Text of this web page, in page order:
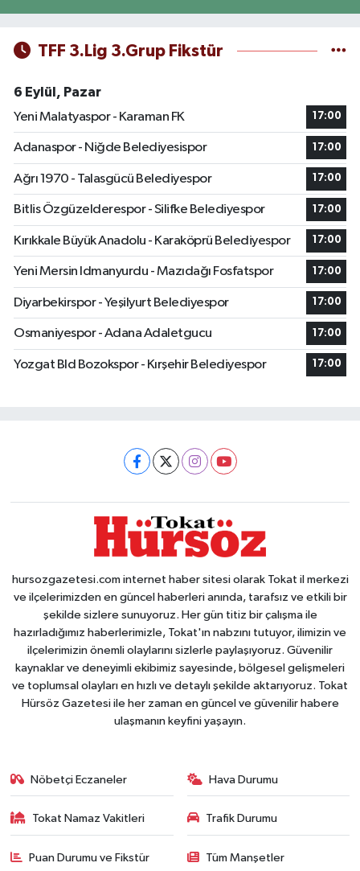
TFF 3.Lig 3.Grup Fikstür
6 Eylül, Pazar
Yeni Malatyaspor - Karaman FK
17:00
Adanaspor - Niğde Belediyesispor 17:00
Ağrı 1970 - Talasgücü Belediyespor 17:00
Bitlis Özgüzelderespor - Silifke Belediyespor 17:00
Kırıkkale Büyük Anadolu - Karaköprü Belediyespor 17:00
Yeni Mersin Idmanyurdu - Mazıdağı Fosfatspor 17:00
Diyarbekirspor - Yeşilyurt Belediyespor 17:00
Osmaniyespor - Adana Adaletgucu 17:00
Yozgat Bld Bozokspor - Kırşehir Belediyespor 17:00
hursozgazetesi.com internet haber sitesi olarak Tokat il merkezi
ve ilçelerimizden en güncel haberleri anında, tarafsız ve etkili bir
şekilde sizlere sunuyoruz. Her gün titiz bir çalışma ile
hazırladığımız haberlerimizle, Tokat'ın nabzını tutuyor, ilimizin ve
ilçelerimizin önemli olaylarını sizlerle paylaşıyoruz. Güvenilir
kaynaklar ve deneyimli ekibimiz sayesinde, bölgesel gelişmeleri
ve toplumsal olayları en hızlı ve detaylı şekilde aktarıyoruz. Tokat
Hürsöz Gazetesi ile her zaman en güncel ve güvenilir habere
ulaşmanın keyfini yaşayın.
Nöbetçi Eczaneler Hava Durumu
Tokat Namaz Vakitleri Trafik Durumu
Puan Durumu ve Fikstür Tüm Manşetler